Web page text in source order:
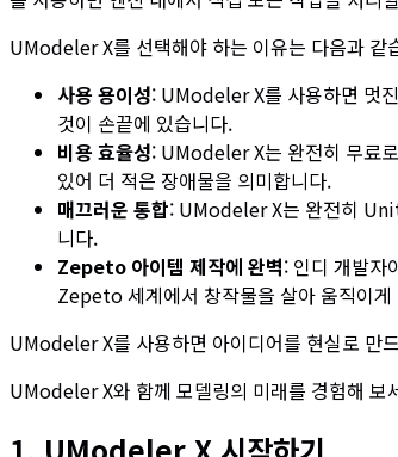
UModeler X를 선택해야 하는 이유는 다음과 같
사용 용이성: UModeler X를 사용하면 멋
것이 손끝에 있습니다.
비용 효율성: UModeler X는 완전히 무료
있어 더 적은 장애물을 의미합니다.
매끄러운 통합: UModeler X는 완전히
니다.
Zepeto 아이템 제작에 완벽: 인디 개발자
Zepeto 세계에서 창작물을 살아 움직이게
UModeler X를 사용하면 아이디어를 현실로 만
UModeler X와 함께 모델링의 미래를 경험해